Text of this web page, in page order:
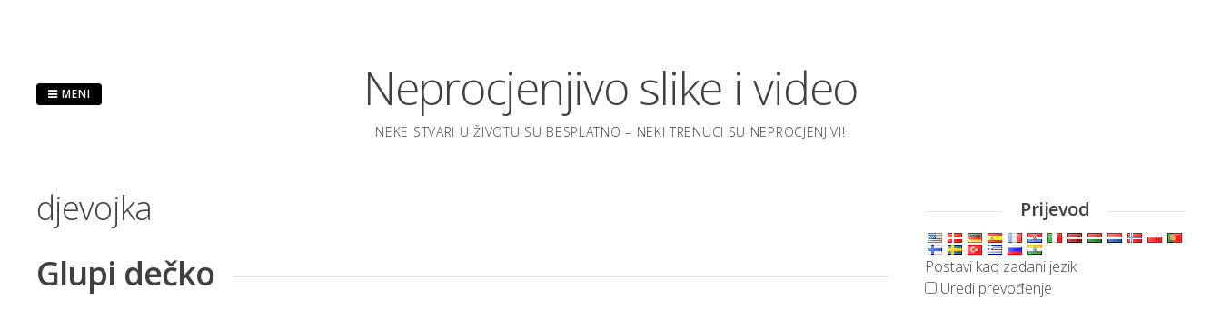
Neprocjenjivo slike i video
NEKE STVARI U ŽIVOTU SU BESPLATNO – NEKI TRENUCI SU NEPROCJENJIVI!
MENI
djevojka
Glupi dečko
Prijevod
Postavi kao zadani jezik
Uredi prevođenje